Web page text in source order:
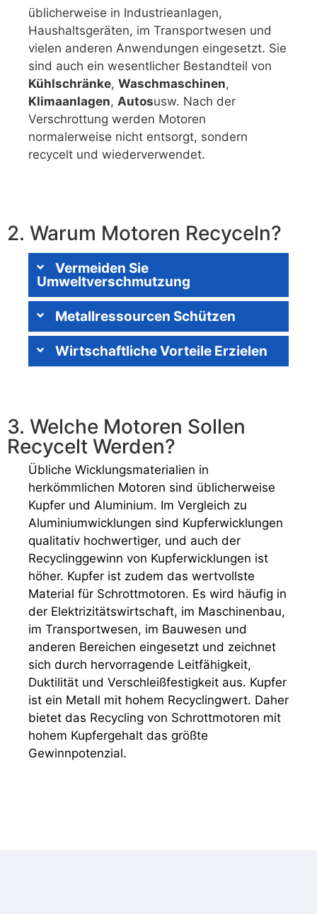
üblicherweise in Industrieanlagen,
Haushaltsgeräten, im Transportwesen und
vielen anderen Anwendungen eingesetzt. Sie
sind auch ein wesentlicher Bestandteil von
Kühlschränke, Waschmaschinen,
Klimaanlagen, Autosusw. Nach der
Verschrottung werden Motoren
normalerweise nicht entsorgt, sondern
recycelt und wiederverwendet.
2. Warum Motoren Recyceln?
Vermeiden Sie
Umweltverschmutzung
Metallressourcen Schützen
Wirtschaftliche Vorteile Erzielen
3. Welche Motoren Sollen
Recycelt Werden?
Übliche Wicklungsmaterialien in
herkömmlichen Motoren sind üblicherweise
Kupfer und Aluminium. Im Vergleich zu
Aluminiumwicklungen sind Kupferwicklungen
qualitativ hochwertiger, und auch der
Recyclinggewinn von Kupferwicklungen ist
höher. Kupfer ist zudem das wertvollste
Material für Schrottmotoren. Es wird häufig in
der Elektrizitätswirtschaft, im Maschinenbau,
im Transportwesen, im Bauwesen und
anderen Bereichen eingesetzt und zeichnet
sich durch hervorragende Leitfähigkeit,
Duktilität und Verschleißfestigkeit aus. Kupfer
ist ein Metall mit hohem Recyclingwert. Daher
bietet das Recycling von Schrottmotoren mit
hohem Kupfergehalt das größte
Gewinnpotenzial.